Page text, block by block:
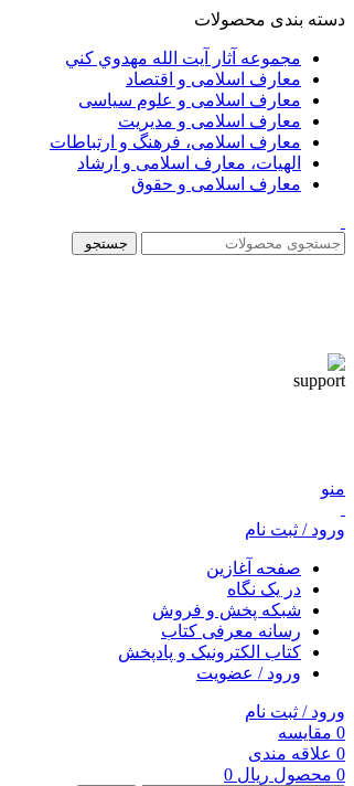
دسته بندی محصولات
مجموعه آثار آيت الله مهدوي كني
معارف اسلامی و اقتصاد
معارف اسلامی و علوم سیاسی
معارف اسلامی و مدیریت
معارف اسلامی، فرهنگ و ارتباطات
الهیات، معارف اسلامی و ارشاد
معارف اسلامی و حقوق
جستجو
منو
ورود / ثبت نام
صفحه آغازین
در یک نگاه
شبکه پخش و فروش
رسانه معرفی کتاب
کتاب الکترونیک و پادپخش
ورود / عضویت
ورود / ثبت نام
0 مقایسه
0 علاقه مندی
0 محصول ریال